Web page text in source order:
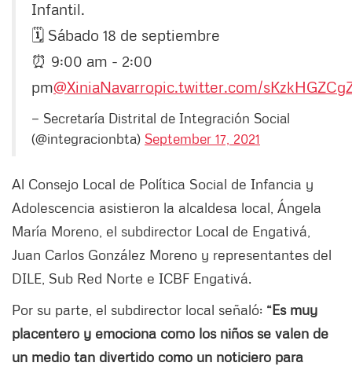
Infantil.
🗓️ Sábado 18 de septiembre
⏰ 9:00 am - 2:00
pm@XiniaNavarropic.twitter.com/
— Secretaría Distrital de Integración Social
(@integracionbta) September 17, 2021
Al Consejo Local de Política Social de Infancia y
Adolescencia asistieron la alcaldesa local, Ángela
María Moreno, el subdirector Local de Engativá,
Juan Carlos González Moreno y representantes del
DILE, Sub Red Norte e ICBF Engativá.
Por su parte, el subdirector local señaló: “Es muy
placentero y emociona como los niños se valen de
un medio tan divertido como un noticiero para